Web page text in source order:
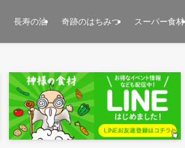
長寿の油 奇跡のはちみつ スーパー食材